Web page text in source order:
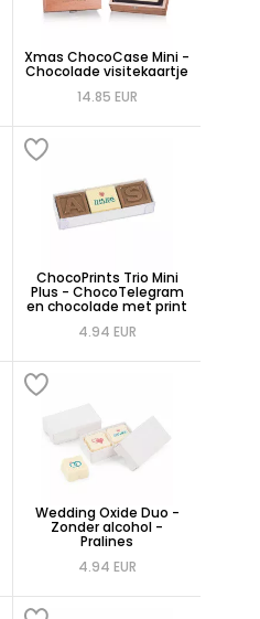
Xmas ChocoCase Mini -
Chocolade visitekaartje
14.85 EUR
ChocoPrints Trio Mini
Plus - ChocoTelegram
en chocolade met print
4.94 EUR
Wedding Oxide Duo -
Zonder alcohol -
Pralines
4.94 EUR